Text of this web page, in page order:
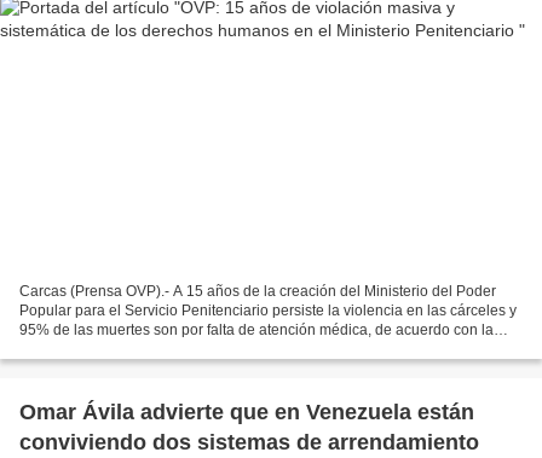
Carcas (Prensa OVP).- A 15 años de la creación del Ministerio del Poder
Popular para el Servicio Penitenciario persiste la violencia en las cárceles y
95% de las muertes son por falta de atención médica, de acuerdo con la
Omar Ávila advierte que en Venezuela están
conviviendo dos sistemas de arrendamiento